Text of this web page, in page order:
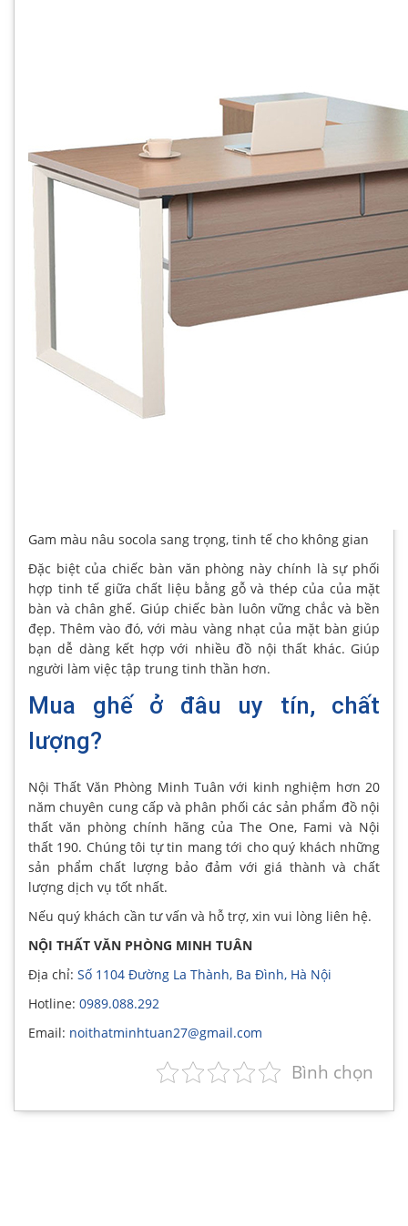
Gam màu nâu socola sang trọng, tinh tế cho không gian
Đặc biệt của chiếc bàn văn phòng này chính là sự phối
hợp tinh tế giữa chất liệu bằng gỗ và thép của của mặt
bàn và chân ghế. Giúp chiếc bàn luôn vững chắc và bền
đẹp. Thêm vào đó, với màu vàng nhạt của mặt bàn giúp
bạn dễ dàng kết hợp với nhiều đồ nội thất khác. Giúp
người làm việc tập trung tinh thần hơn.
Mua ghế ở đâu uy tín, chất
lượng?
Nội Thất Văn Phòng Minh Tuân với kinh nghiệm hơn 20
năm chuyên cung cấp và phân phối các sản phẩm đồ nội
thất văn phòng chính hãng của The One, Fami và Nội
thất 190. Chúng tôi tự tin mang tới cho quý khách những
sản phẩm chất lượng bảo đảm với giá thành và chất
lượng dịch vụ tốt nhất.
Nếu quý khách cần tư vấn và hỗ trợ, xin vui lòng liên hệ.
NỘI THẤT VĂN PHÒNG MINH TUÂN
Địa chỉ: Số 1104 Đường La Thành, Ba Đình, Hà Nội
Hotline: 0989.088.292
Email: noithatminhtuan27@gmail.com
Bình chọn